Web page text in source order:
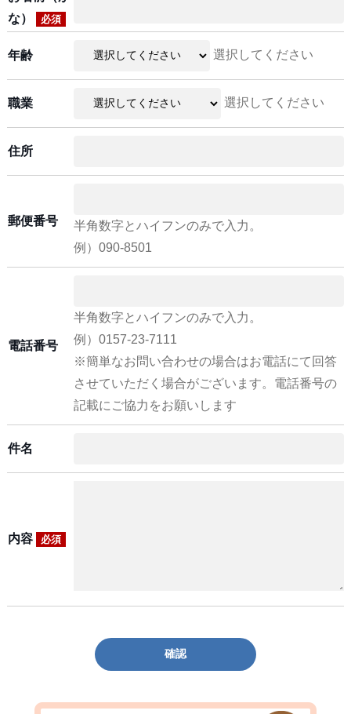
な）
必須
年齢 選択してください
職業 選択してください
住所
郵便番号
半角数字とハイフンのみで入力。
例）090-8501
電話番号
半角数字とハイフンのみで入力。
例）0157-23-7111
※簡単なお問い合わせの場合はお電話にて回答
させていただく場合がございます。電話番号の
記載にご協力をお願いします
件名
内容 必須
確認